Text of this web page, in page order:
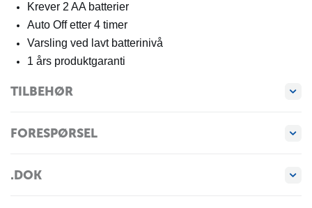
Krever 2 AA batterier
Auto Off etter 4 timer
Varsling ved lavt batterinivå
1 års produktgaranti
TILBEHØR
FORESPØRSEL
.DOK